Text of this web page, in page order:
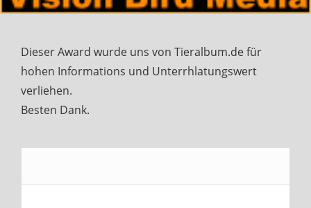
Dieser Award wurde uns von Tieralbum.de für
hohen Informations und Unterrhlatungswert
verliehen.
Besten Dank.